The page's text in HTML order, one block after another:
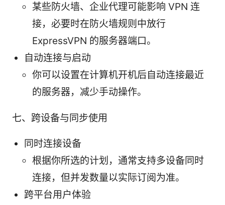
某些防火墙、企业代理可能影响 VPN 连
接，必要时在防火墙规则中放行
ExpressVPN 的服务器端口。
自动连接与启动
你可以设置在计算机开机后自动连接最近
的服务器，减少手动操作。
七、跨设备与同步使用
同时连接设备
根据你所选的计划，通常支持多设备同时
连接，但并发数量以实际订阅为准。
跨平台用户体验